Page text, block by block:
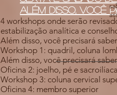
Além disso, você
4 workshops onde serão
estabilização analítica e
Além disso, você precisará
Workshop 1: quadril, coluna
Além disso, você precisará
Oficina 2: joelho, pé e sacroilíaca
Workshop 3: coluna cervical
Oficina 4: membro superior